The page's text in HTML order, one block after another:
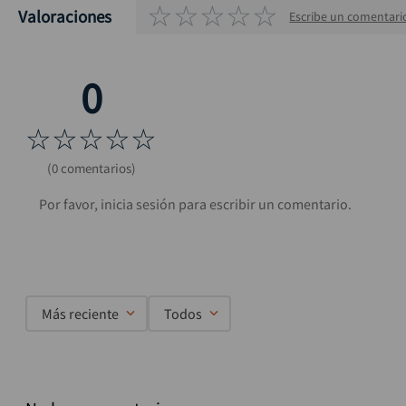
Valoraciones ☆☆☆☆☆ Escribe un
☆☆☆☆☆
(0 comentarios)
Más reciente Todos